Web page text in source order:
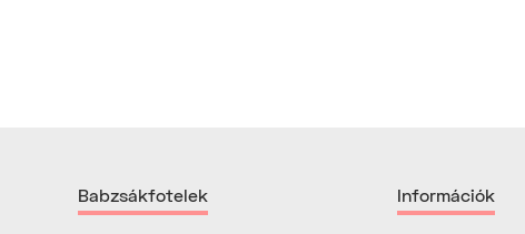
Babzsákfotelek Információk